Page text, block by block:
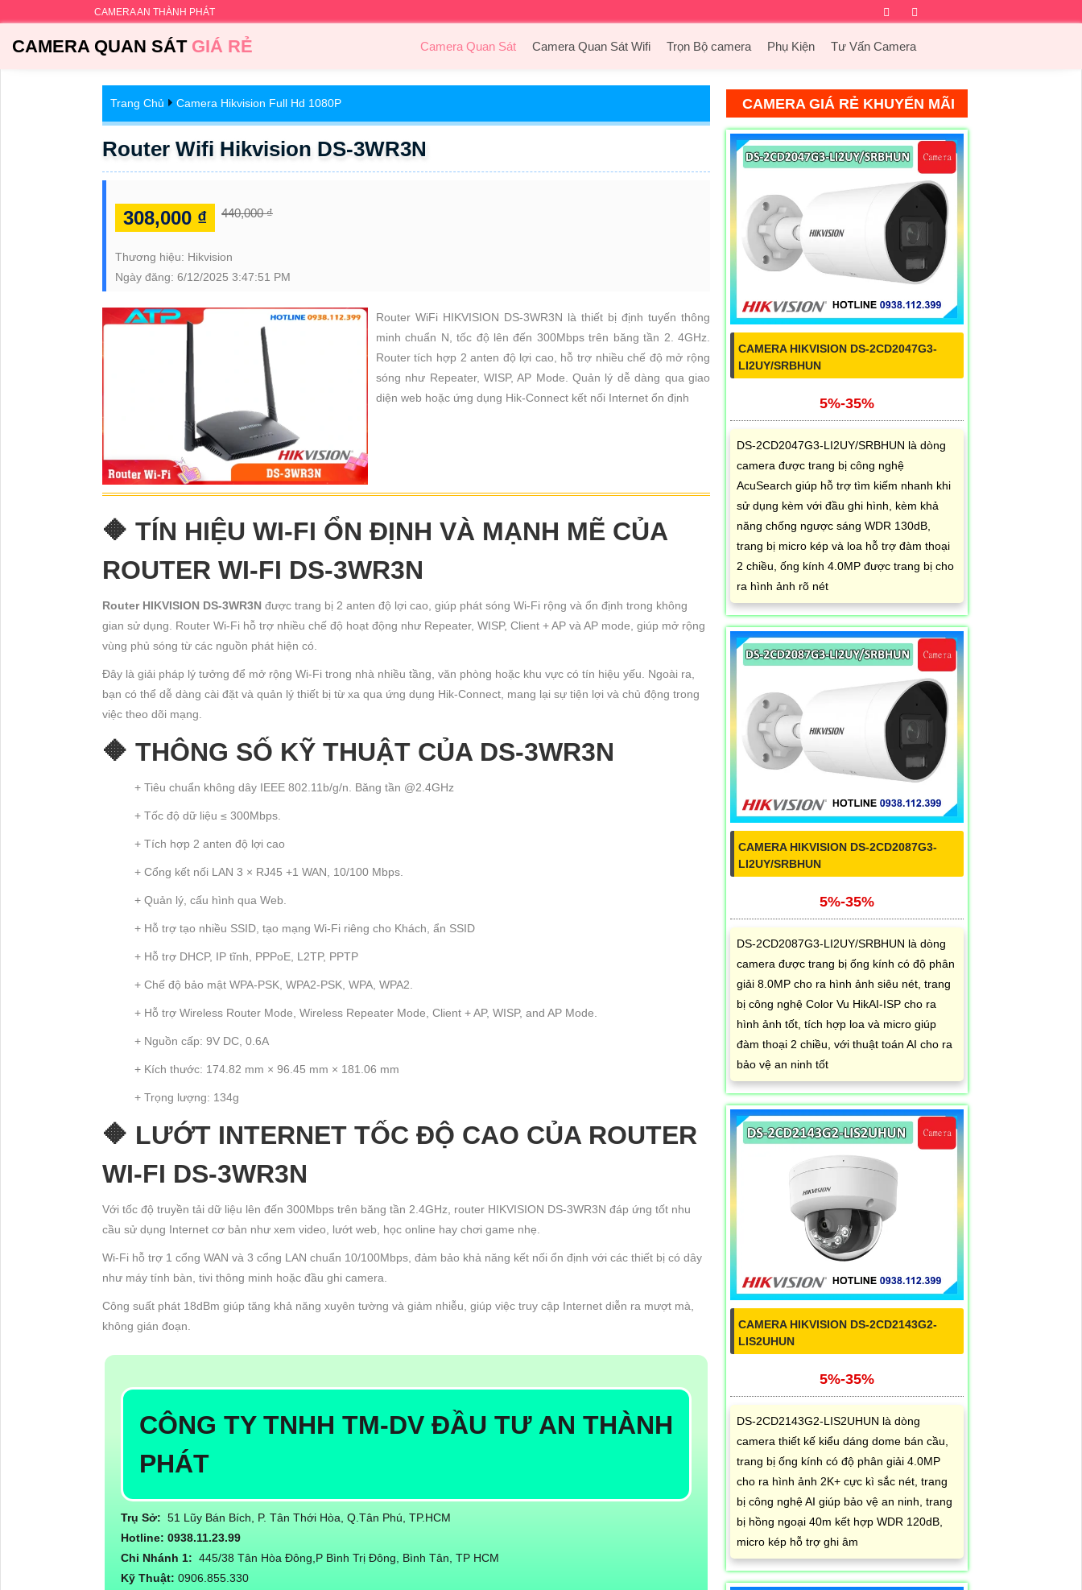
CAMERA AN THÀNH PHÁT Facebook
CAMERA QUAN SÁTGIÁ RẺ Camera Quan Sát Camera Quan Sát Wifi Trọn Bộ camera Phụ Kiện Tư Vấn Camera
Trang Chủ Camera Hikvision Full Hd 1080P
Router Wifi Hikvision DS-3WR3N
308,000 ₫ 440,000 ₫
Thương hiệu: Hikvision
Ngày đăng: 6/12/2025 3:47:51 PM
Router WiFi HIKVISION DS-3WR3N là thiết bị định tuyến thông
minh chuẩn N, tốc độ lên đến 300Mbps trên băng tần 2. 4GHz.
Router tích hợp 2 anten độ lợi cao, hỗ trợ nhiều chế độ mở rộng
sóng như Repeater, WISP, AP Mode. Quản lý dễ dàng qua giao
diện web hoặc ứng dụng Hik-Connect kết nối Internet ổn định
🔶 TÍN HIỆU WI-FI ỔN ĐỊNH VÀ MẠNH MẼ CỦA
ROUTER WI-FI DS-3WR3N
Router HIKVISION DS-3WR3N được trang bị 2 anten độ lợi cao, giúp phát sóng Wi-Fi rộng và ổn định trong không
gian sử dụng. Router Wi-Fi hỗ trợ nhiều chế độ hoạt động như Repeater, WISP, Client + AP và AP mode, giúp mở rộng
vùng phủ sóng từ các nguồn phát hiện có.
Đây là giải pháp lý tưởng để mở rộng Wi-Fi trong nhà nhiều tầng, văn phòng hoặc khu vực có tín hiệu yếu. Ngoài ra,
bạn có thể dễ dàng cài đặt và quản lý thiết bị từ xa qua ứng dụng Hik-Connect, mang lại sự tiện lợi và chủ động trong
việc theo dõi mạng.
🔶 THÔNG SỐ KỸ THUẬT CỦA DS-3WR3N
+ Tiêu chuẩn không dây IEEE 802.11b/g/n. Băng tần @2.4GHz
+ Tốc độ dữ liệu ≤ 300Mbps.
+ Tích hợp 2 anten độ lợi cao
+ Cổng kết nối LAN 3 × RJ45 +1 WAN, 10/100 Mbps.
+ Quản lý, cấu hình qua Web.
+ Hỗ trợ tạo nhiều SSID, tạo mạng Wi-Fi riêng cho Khách, ẩn SSID
+ Hỗ trợ DHCP, IP tĩnh, PPPoE, L2TP, PPTP
+ Chế độ bảo mật WPA-PSK, WPA2-PSK, WPA, WPA2.
+ Hỗ trợ Wireless Router Mode, Wireless Repeater Mode, Client + AP, WISP, and AP Mode.
+ Nguồn cấp: 9V DC, 0.6A
+ Kích thước: 174.82 mm × 96.45 mm × 181.06 mm
+ Trọng lượng: 134g
🔶 LƯỚT INTERNET TỐC ĐỘ CAO CỦA ROUTER
WI-FI DS-3WR3N
Với tốc độ truyền tải dữ liệu lên đến 300Mbps trên băng tần 2.4GHz, router HIKVISION DS-3WR3N đáp ứng tốt nhu
cầu sử dụng Internet cơ bản như xem video, lướt web, học online hay chơi game nhẹ.
Wi-Fi hỗ trợ 1 cổng WAN và 3 cổng LAN chuẩn 10/100Mbps, đảm bảo khả năng kết nối ổn định với các thiết bị có dây
như máy tính bàn, tivi thông minh hoặc đầu ghi camera.
Công suất phát 18dBm giúp tăng khả năng xuyên tường và giảm nhiễu, giúp việc truy cập Internet diễn ra mượt mà,
không gián đoạn.
CÔNG TY TNHH TM-DV ĐẦU TƯ AN THÀNH
PHÁT
Trụ Sở: 51 Lũy Bán Bích, P. Tân Thới Hòa, Q.Tân Phú, TP.HCM
Hotline: 0938.11.23.99
Chi Nhánh 1: 445/38 Tân Hòa Đông,P Bình Trị Đông, Bình Tân, TP HCM
Kỹ Thuật: 0906.855.330
CAMERA GIÁ RẺ KHUYẾN MÃI
CAMERA HIKVISION DS-2CD2047G3-
LI2UY/SRBHUN
5%-35%
DS-2CD2047G3-LI2UY/SRBHUN là dòng
camera được trang bị công nghệ
AcuSearch giúp hỗ trợ tìm kiếm nhanh khi
sử dụng kèm với đầu ghi hình, kèm khả
năng chống ngược sáng WDR 130dB,
trang bị micro kép và loa hỗ trợ đàm thoại
2 chiều, ống kính 4.0MP được trang bị cho
ra hình ảnh rõ nét
CAMERA HIKVISION DS-2CD2087G3-
LI2UY/SRBHUN
5%-35%
DS-2CD2087G3-LI2UY/SRBHUN là dòng
camera được trang bị ống kính có độ phân
giải 8.0MP cho ra hình ảnh siêu nét, trang
bị công nghệ Color Vu HikAI-ISP cho ra
hình ảnh tốt, tích hợp loa và micro giúp
đàm thoại 2 chiều, với thuật toán AI cho ra
bảo vệ an ninh tốt
CAMERA HIKVISION DS-2CD2143G2-
LIS2UHUN
5%-35%
DS-2CD2143G2-LIS2UHUN là dòng
camera thiết kế kiểu dáng dome bán cầu,
trang bị ống kính có độ phân giải 4.0MP
cho ra hình ảnh 2K+ cực kì sắc nét, trang
bị công nghệ AI giúp bảo vệ an ninh, trang
bị hồng ngoại 40m kết hợp WDR 120dB,
micro kép hỗ trợ ghi âm